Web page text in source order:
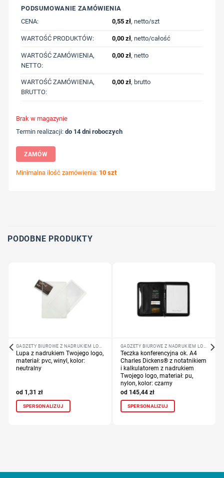
PODSUMOWANIE ZAMÓWIENIA
CENA:
0,55 zł, netto/szt
WARTOŚĆ PRODUKTÓW: 0,00 zł, netto/całość
WARTOŚĆ ZAMÓWIENIA,
NETTO:
0,00 zł, netto
WARTOŚĆ ZAMÓWIENIA,
BRUTTO:
0,00 zł, brutto
Brak w magazynie
Termin realizacji:do 14 dni roboczych
ZAMÓW
Minimalna ilość zamówienia: 10 szt
PODOBNE PRODUKTY
Lupa z nadrukiem Twojego logo,
materiał: pvc, winyl, kolor:
neutralny
1,31 zł
SPERSONALIZUJ
Teczka konferencyjna ok. A4
Charles Dickens® z notatnikiem
i kalkulatorem z nadrukiem
Twojego logo, materiał: pu,
nylon, kolor: czarny
145,44 zł
SPERSONALIZUJ